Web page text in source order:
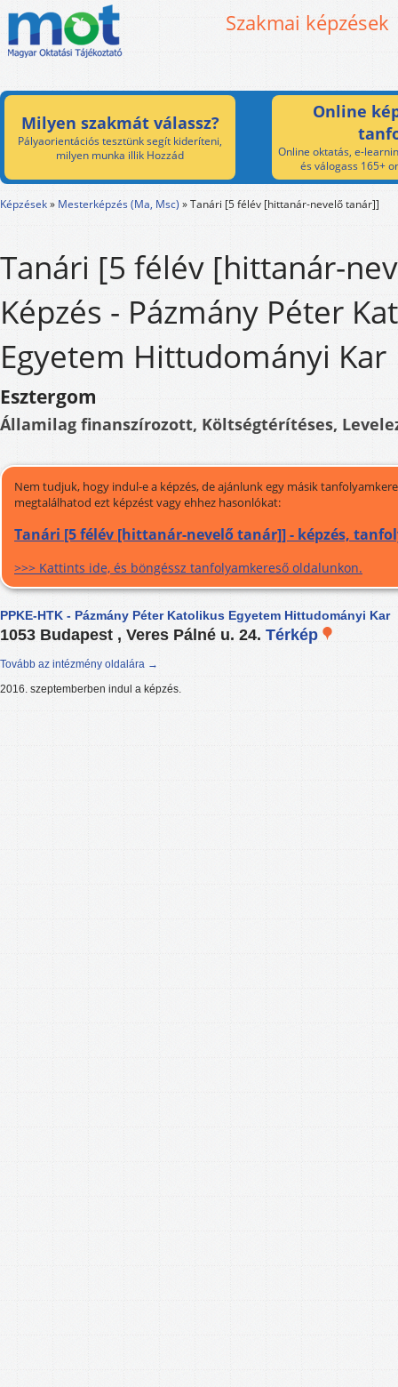
Szakmai képzések
Milyen szakmát válassz?
Pályaorientációs tesztünk segít kideríteni,
milyen munka illik Hozzád
Online
Online oktatás, e-
és válogass 165+
Képzések» Mesterképzés (Ma, Msc) »Tanári [5 félév [hittanár-nevelő tanár]]
Tanári [5 félév [hittanár-
Képzés - Pázmány Péter
Egyetem Hittudományi Kar
Esztergom
Államilag finanszírozott, Költségtérítéses,
Nem tudjuk, hogy indul-e a képzés, de ajánlunk egy másik
megtalálhatod ezt képzést vagy ehhez hasonlókat:
Tanári [5 félév [hittanár-nevelő tanár]] - képzés,
>>> Kattints ide, és böngéssz tanfolyamkereső oldalunkon.
PPKE-HTK - Pázmány Péter Katolikus Egyetem Hittudományi Kar
1053 Budapest , Veres Pálné u. 24. Térkép
Tovább az intézmény oldalára →
2016. szeptemberben indul a képzés.